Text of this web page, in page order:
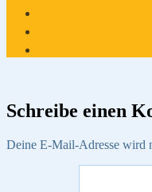
Schreibe einen
Deine E-Mail-Adresse wird